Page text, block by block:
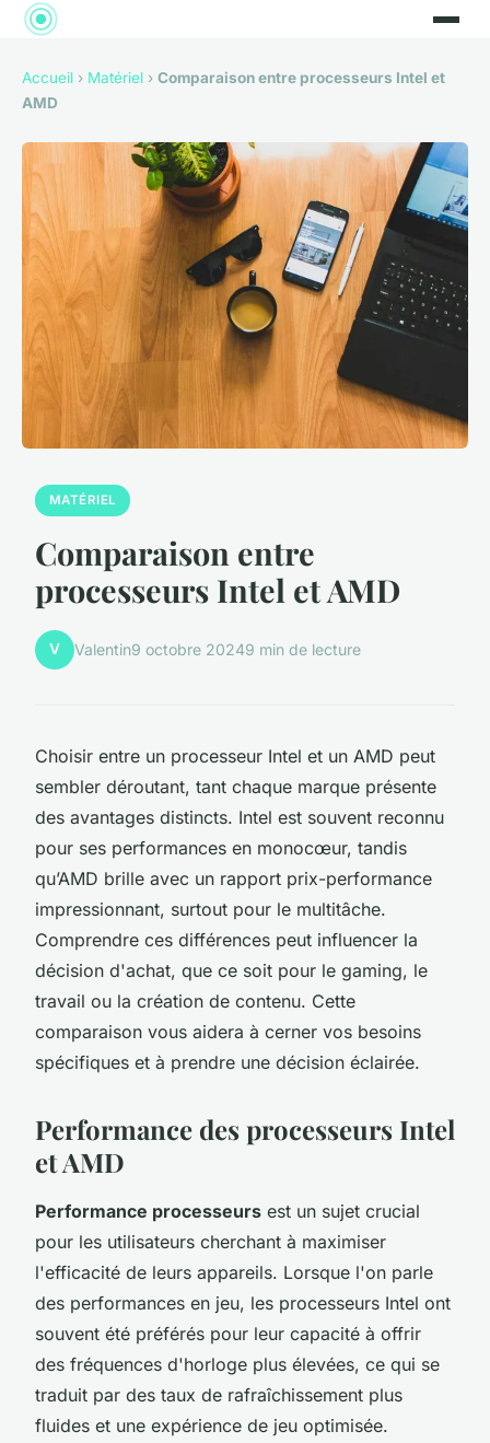
Accueil › Matériel › Comparaison entre processeurs Intel et
AMD
MATÉRIEL
Comparaison entre
processeurs Intel et AMD
V Valentin9 octobre 20249 min de lecture
Choisir entre un processeur Intel et un AMD peut
sembler déroutant, tant chaque marque présente
des avantages distincts. Intel est souvent reconnu
pour ses performances en monocœur, tandis
qu’AMD brille avec un rapport prix-performance
impressionnant, surtout pour le multitâche.
Comprendre ces différences peut influencer la
décision d'achat, que ce soit pour le gaming, le
travail ou la création de contenu. Cette
comparaison vous aidera à cerner vos besoins
spécifiques et à prendre une décision éclairée.
Performance des processeurs Intel
et AMD
Performance processeurs est un sujet crucial
pour les utilisateurs cherchant à maximiser
l'efficacité de leurs appareils. Lorsque l'on parle
des performances en jeu, les processeurs Intel ont
souvent été préférés pour leur capacité à offrir
des fréquences d'horloge plus élevées, ce qui se
traduit par des taux de rafraîchissement plus
fluides et une expérience de jeu optimisée.